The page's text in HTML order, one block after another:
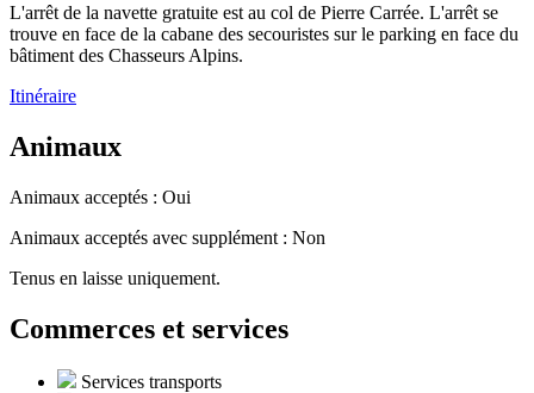
L'arrêt de la navette gratuite est au col de Pierre Carrée. L'arrêt se
trouve en face de la cabane des secouristes sur le parking en face du
bâtiment des Chasseurs Alpins.
Itinéraire
Animaux
Animaux acceptés : Oui
Animaux acceptés avec supplément : Non
Tenus en laisse uniquement.
Commerces et services
Services transports